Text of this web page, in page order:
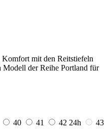
mit den Reitstiefeln
Modell der Reihe Portland für
40 41 42 24h
43